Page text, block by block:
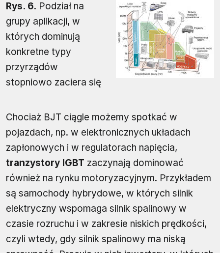
Rys. 6. Podział na
grupy aplikacji, w
których dominują
konkretne typy
przyrządów
stopniowo zaciera się
Chociaż BJT ciągle możemy spotkać w
pojazdach, np. w elektronicznych układach
zapłonowych i w regulatorach napięcia,
tranzystory IGBT zaczynają dominować
również na rynku motoryzacyjnym. Przykładem
są samochody hybrydowe, w których silnik
elektryczny wspomaga silnik spalinowy w
czasie rozruchu i w zakresie niskich prędkości,
czyli wtedy, gdy silnik spalinowy ma niską